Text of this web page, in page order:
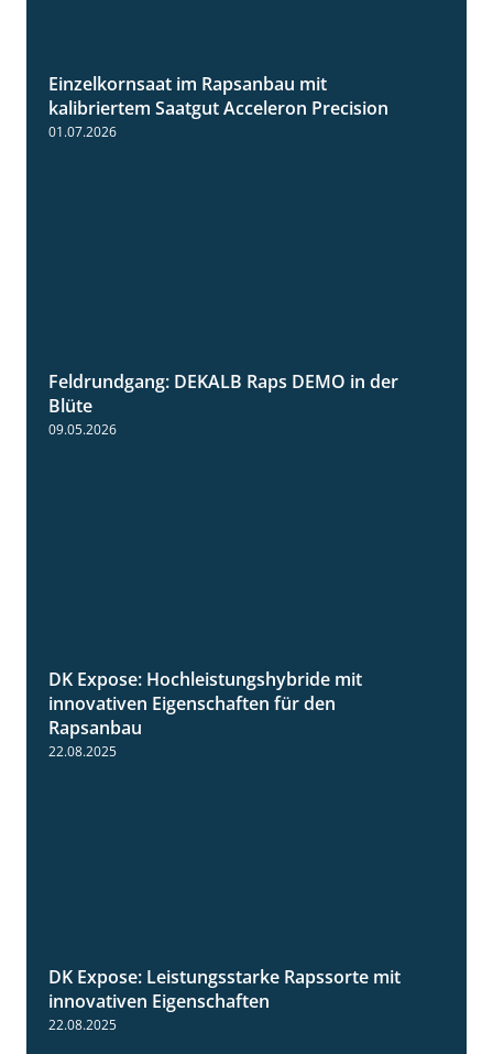
Einzelkornsaat im Rapsanbau mit
kalibriertem Saatgut Acceleron Precision
01.07.2026
2:37
Feldrundgang: DEKALB Raps DEMO in der
Blüte
09.05.2026
DK Expose: Hochleistungshybride mit
innovativen Eigenschaften für den
Rapsanbau
22.08.2025
2:28
DK Expose: Leistungsstarke Rapssorte mit
innovativen Eigenschaften
22.08.2025